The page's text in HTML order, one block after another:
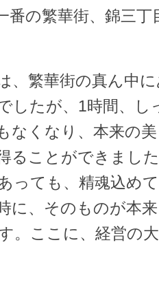
番の繁華街、錦三
、繁華街の真ん中
したが、1時間、し
なくなり、本来の
ることができまし
っても、精魂込め
に、そのものが本
。ここに、経営の